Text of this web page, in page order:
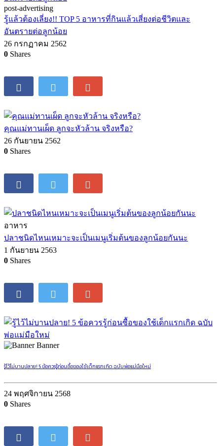
post-advertising
รู้แล้วต้องเลี่ยง!! TOP 5 อาหารที่กินแล้วเสี่ยงต่อชีวิตและ
อันตรายต่อลูกน้อย
26 กรกฏาคม 2562
0 Shares
คุณแม่ทานเผ็ด ลูกจะหัวล้าน จริงหรือ?
26 กันยายน 2562
0 Shares
อาหาร
ปลาชนิดไหนเหมาะจะเป็นเมนูเริ่มต้นของลูกน้อยกันนะ
1 กันยายน 2563
0 Shares
Banner
รู้ไว้ไม่บานปลาย! 5 ข้อควรรู้ก่อนซื้อของใช้เด็กแรกเกิด ฉบับพ่อแม่มือใหม่
24 พฤศจิกายน 2568
0 Shares